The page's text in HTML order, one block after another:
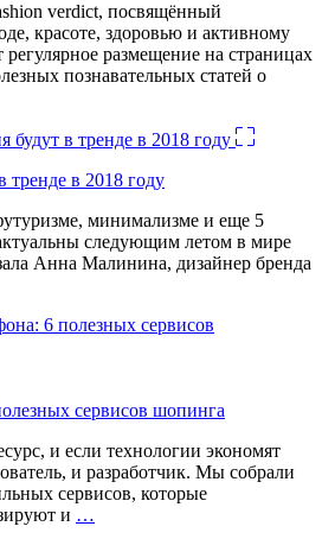
verdict, посвящённый
красоте, здоровью и активному
размещение на страницах
познавательных статей о
тренде в 2018 году
минимализме и еще 5
следующим летом в мире
Анна Малинина, дизайнер бренда
cервисов шопинга
и если технологии экономят
и разработчик. Мы собрали
сервисов, которые
и …